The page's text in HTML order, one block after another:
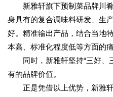
新雅轩旗下预制菜品牌川
身具有的复合调味料研发、生
好。精准输出产品，结合当地
本高、标准化程度低等方面的
同时，新雅轩坚持“三好
有的品牌价值。
正是凭借以上优势，新雅